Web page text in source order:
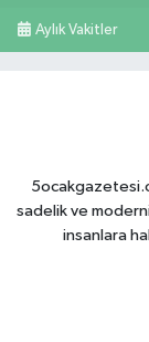
Aylık Vakitler
sadelik ve
insanlara